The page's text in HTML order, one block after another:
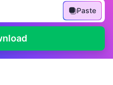
Paste